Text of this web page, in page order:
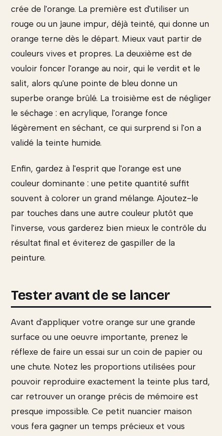
crée de l'orange. La première est d'utiliser un
rouge ou un jaune impur, déjà teinté, qui donne un
orange terne dès le départ. Mieux vaut partir de
couleurs vives et propres. La deuxième est de
vouloir foncer l'orange au noir, qui le verdit et le
salit, alors qu'une pointe de bleu donne un
superbe orange brûlé. La troisième est de négliger
le séchage : en acrylique, l'orange fonce
légèrement en séchant, ce qui surprend si l'on a
validé la teinte humide.
Enfin, gardez à l'esprit que l'orange est une
couleur dominante : une petite quantité suffit
souvent à colorer un grand mélange. Ajoutez-le
par touches dans une autre couleur plutôt que
l'inverse, vous garderez bien mieux le contrôle du
résultat final et éviterez de gaspiller de la
peinture.
Tester avant de se lancer
Avant d'appliquer votre orange sur une grande
surface ou une oeuvre importante, prenez le
réflexe de faire un essai sur un coin de papier ou
une chute. Notez les proportions utilisées pour
pouvoir reproduire exactement la teinte plus tard,
car retrouver un orange précis de mémoire est
presque impossible. Ce petit nuancier maison
vous fera gagner un temps précieux et vous